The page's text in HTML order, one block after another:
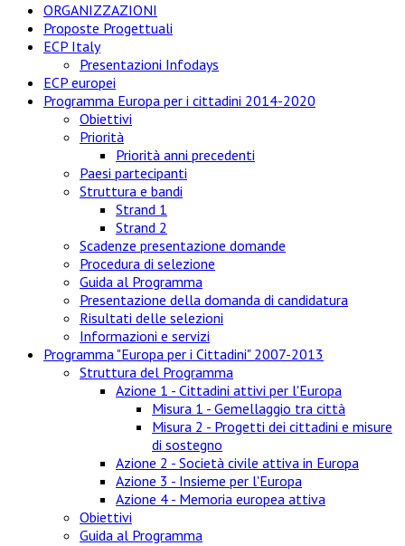
ORGANIZZAZIONI
Proposte Progettuali
ECP Italy
Presentazioni Infodays
ECP europei
Programma Europa per i cittadini 2014-2020
Obiettivi
Priorità
Priorità anni precedenti
Paesi partecipanti
Struttura e bandi
Strand 1
Strand 2
Scadenze presentazione domande
Procedura di selezione
Guida al Programma
Presentazione della domanda di candidatura
Risultati delle selezioni
Informazioni e servizi
Programma "Europa per i Cittadini" 2007-2013
Struttura del Programma
Azione 1 - Cittadini attivi per l'Europa
Misura 1 - Gemellaggio tra città
Misura 2 - Progetti dei cittadini e misure
di sostegno
Azione 2 - Società civile attiva in Europa
Azione 3 - Insieme per l'Europa
Azione 4 - Memoria europea attiva
Obiettivi
Guida al Programma